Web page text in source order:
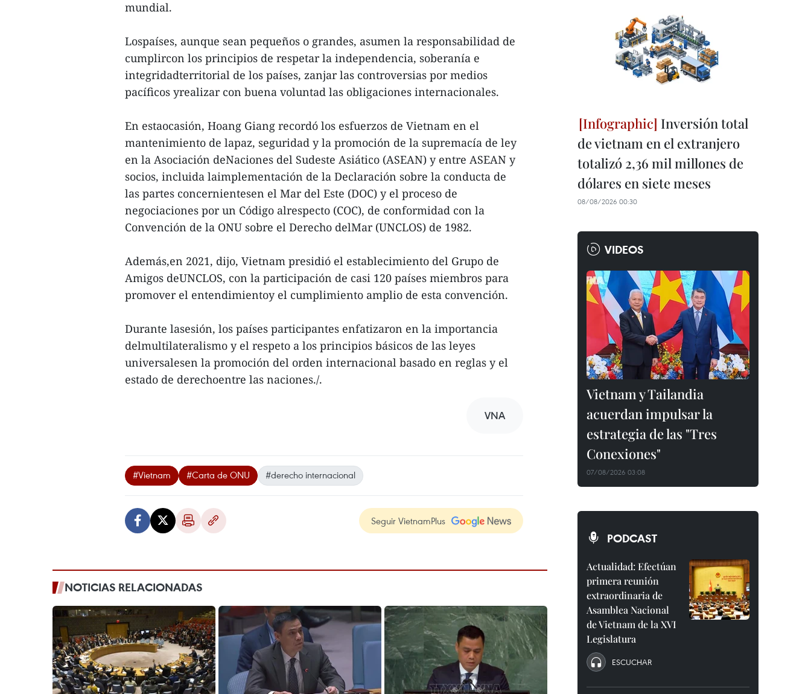
mundial.
Lospaíses, aunque sean pequeños o grandes, asumen la responsabilidad de
cumplircon los principios de respetar la independencia, soberanía e
integridadterritorial de los países, zanjar las controversias por medios
pacíficos yrealizar con buena voluntad las obligaciones internacionales.
En estaocasión, Hoang Giang recordó los esfuerzos de Vietnam en el
mantenimiento de lapaz, seguridad y la promoción de la supremacía de ley
en la Asociación deNaciones del Sudeste Asiático (ASEAN) y entre ASEAN y
socios, incluida laimplementación de la Declaración sobre la conducta de
las partes concernientesen el Mar del Este (DOC) y el proceso de
negociaciones por un Código alrespecto (COC), de conformidad con la
Convención de la ONU sobre el Derecho delMar (UNCLOS) de 1982.
Además,en 2021, dijo, Vietnam presidió el establecimiento del Grupo de
Amigos deUNCLOS, con la participación de casi 120 países miembros para
promover el entendimientoy el cumplimiento amplio de esta convención.
Durante lasesión, los países participantes enfatizaron en la importancia
delmultilateralismo y el respeto a los principios básicos de las leyes
universalesen la promoción del orden internacional basado en reglas y el
estado de derechoentre las naciones./.
VNA
#Vietnam #Carta de ONU #derecho internacional
Seguir VietnamPlus
NOTICIAS RELACIONADAS
Inversión total
de vietnam en el extranjero
totalizó 2,36 mil millones de
dólares en siete meses
08/08/2026 00:30
VIDEOS
Vietnam y Tailandia
acuerdan impulsar la
estrategia de las "Tres
Conexiones"
07/08/2026 03:08
PODCAST
Actualidad: Efectúan
primera reunión
extraordinaria de
Asamblea Nacional
de Vietnam de la XVI
Legislatura
ESCUCHAR